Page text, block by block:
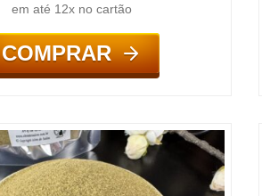
em até 12x no cartão
COMPRAR